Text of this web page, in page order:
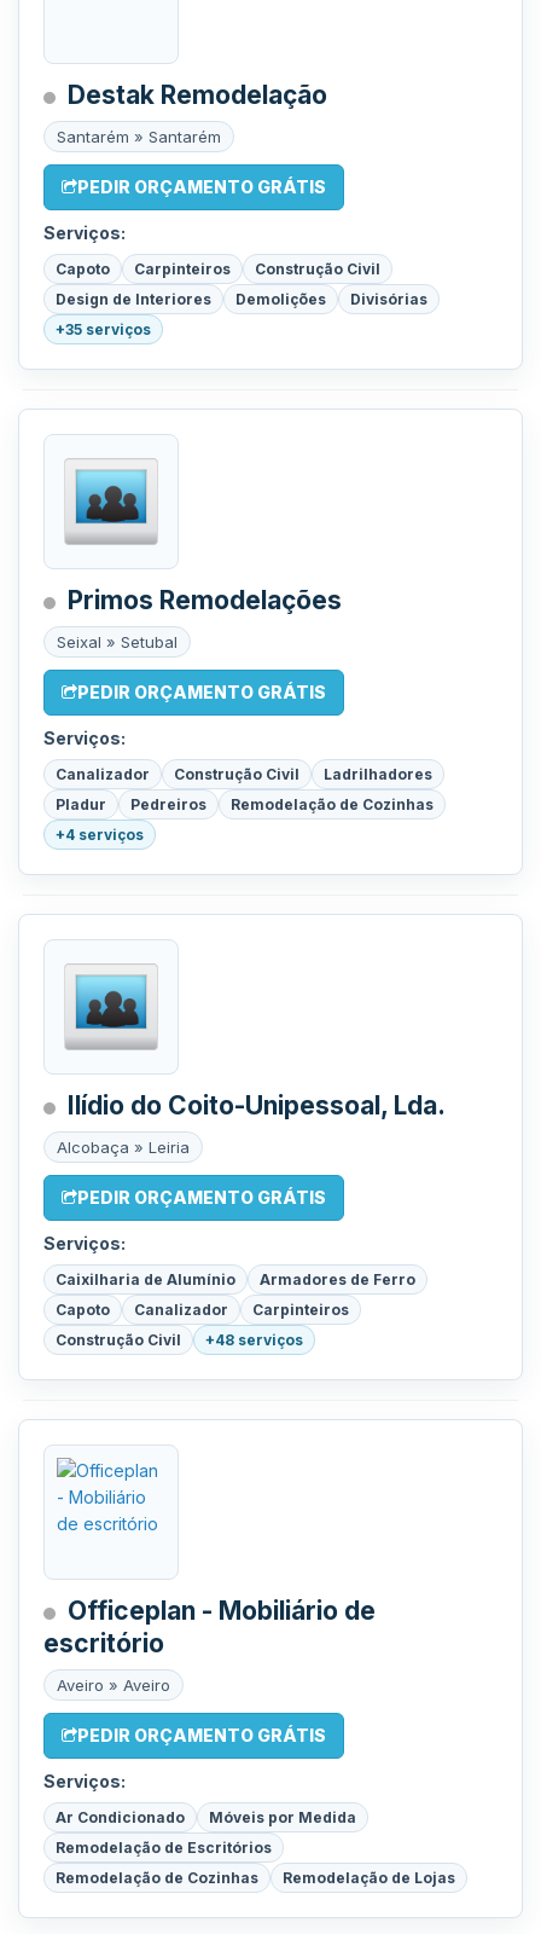
Destak Remodelação
Santarém » Santarém
PEDIR ORÇAMENTO GRÁTIS
Serviços:
Capoto Carpinteiros
Construção Civil
Design de Interiores
Demolições
Divisórias
+35 serviços
Primos Remodelações
Seixal » Setubal
PEDIR ORÇAMENTO GRÁTIS
Serviços:
Canalizador Construção Civil
Ladrilhadores
Pladur
Pedreiros
Remodelação de Cozinhas
+4 serviços
Ilídio do Coito-Unipessoal, Lda.
Alcobaça » Leiria
PEDIR ORÇAMENTO GRÁTIS
Serviços:
Caixilharia de Alumínio
Armadores de Ferro
Capoto
Canalizador
Carpinteiros
Construção Civil
+48 serviços
Officeplan - Mobiliário de
escritório
Aveiro » Aveiro
PEDIR ORÇAMENTO GRÁTIS
Serviços:
Ar Condicionado
Móveis por Medida
Remodelação de Escritórios
Remodelação de Cozinhas
Remodelação de Lojas